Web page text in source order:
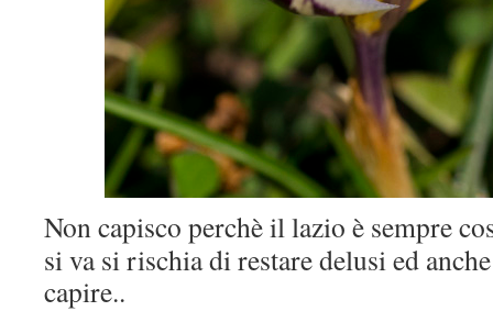
Non capisco perchè il lazio è sempre
si va si rischia di restare delusi ed
capire..